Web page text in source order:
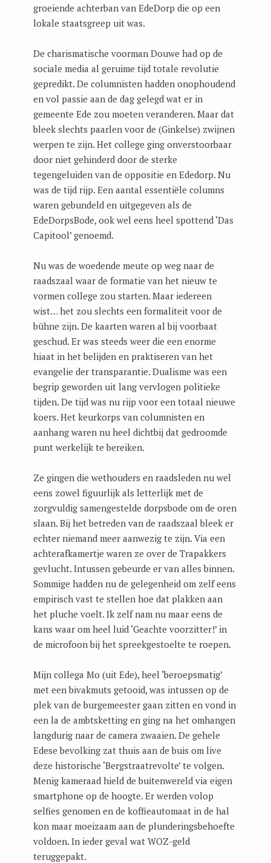
groeiende achterban van EdeDorp die op een
lokale staatsgreep uit was.
De charismatische voorman Douwe had op de
sociale media al geruime tijd totale revolutie
gepredikt. De columnisten hadden onophoudend
en vol passie aan de dag gelegd wat er in
gemeente Ede zou moeten veranderen. Maar dat
bleek slechts paarlen voor de (Ginkelse) zwijnen
werpen te zijn. Het college ging onverstoorbaar
door niet gehinderd door de sterke
tegengeluiden van de oppositie en Ededorp. Nu
was de tijd rijp. Een aantal essentiële columns
waren gebundeld en uitgegeven als de
EdeDorpsBode, ook wel eens heel spottend ‘Das
Capitool’ genoemd.
Nu was de woedende meute op weg naar de
raadszaal waar de formatie van het nieuw te
vormen college zou starten. Maar iedereen
wist… het zou slechts een formaliteit voor de
bühne zijn. De kaarten waren al bij voorbaat
geschud. Er was steeds weer die een enorme
hiaat in het belijden en praktiseren van het
evangelie der transparantie. Dualisme was een
begrip geworden uit lang vervlogen politieke
tijden. De tijd was nu rijp voor een totaal nieuwe
koers. Het keurkorps van columnisten en
aanhang waren nu heel dichtbij dat gedroomde
punt werkelijk te bereiken.
Ze gingen die wethouders en raadsleden nu wel
eens zowel figuurlijk als letterlijk met de
zorgvuldig samengestelde dorpsbode om de oren
slaan. Bij het betreden van de raadszaal bleek er
echter niemand meer aanwezig te zijn. Via een
achterafkamertje waren ze over de Trapakkers
gevlucht. Intussen gebeurde er van alles binnen.
Sommige hadden nu de gelegenheid om zelf eens
empirisch vast te stellen hoe dat plakken aan
het pluche voelt. Ik zelf nam nu maar eens de
kans waar om heel luid ‘Geachte voorzitter!’ in
de microfoon bij het spreekgestoelte te roepen.
Mijn collega Mo (uit Ede), heel ‘beroepsmatig’
met een bivakmuts getooid, was intussen op de
plek van de burgemeester gaan zitten en vond in
een la de ambtsketting en ging na het omhangen
langdurig naar de camera zwaaien. De gehele
Edese bevolking zat thuis aan de buis om live
deze historische ‘Bergstraatrevolte’ te volgen.
Menig kameraad hield de buitenwereld via eigen
smartphone op de hoogte. Er werden volop
selfies genomen en de koffieautomaat in de hal
kon maar moeizaam aan de plunderingsbehoefte
voldoen. In ieder geval wat WOZ-geld
teruggepakt.